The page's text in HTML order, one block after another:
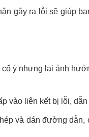
gây ra lỗi sẽ giúp
ý nhưng lại ảnh
liên kết bị lỗi, dẫn
và dán đường dẫn,